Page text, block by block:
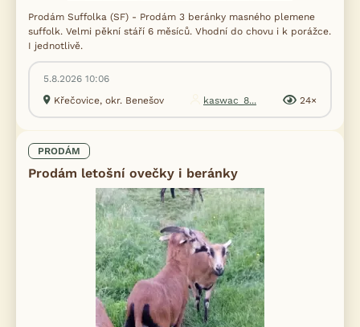
Prodám Suffolka (SF) - Prodám 3 beránky masného plemene
suffolk. Velmi pěkní stáří 6 měsíců. Vhodní do chovu i k porážce.
I jednotlivě.
5.8.2026 10:06
Křečovice, okr. Benešov
kaswac_8... 24×
PRODÁM
Prodám letošní ovečky i beránky